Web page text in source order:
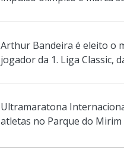
Arthur Bandeira é eleito o
Ultramaratona